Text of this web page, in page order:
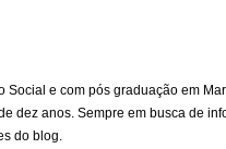
Social e com pós graduação em
dez anos. Sempre em busca de
do blog.